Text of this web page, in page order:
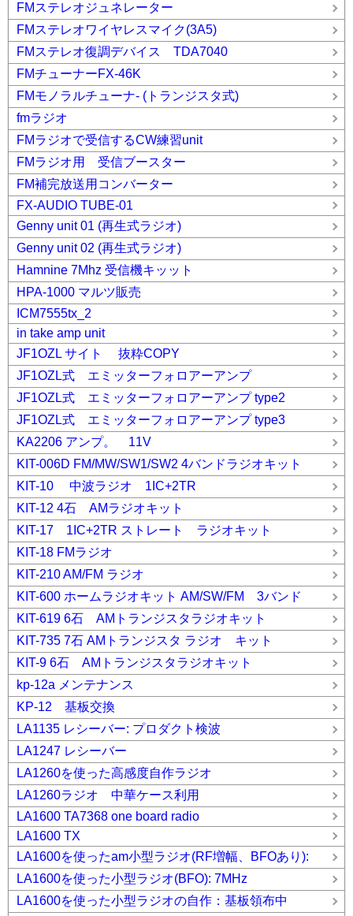
FMステレオジュネレーター
FMステレオワイヤレスマイク(3A5)
FMステレオ復調デバイス TDA7040
FMチューナーFX-46K
FMモノラルチューナ- (トランジスタ式)
fmラジオ
FMラジオで受信するCW練習unit
FMラジオ用 受信ブースター
FM補完放送用コンバーター
FX-AUDIO TUBE-01
Genny unit 01 (再生式ラジオ)
Genny unit 02 (再生式ラジオ)
Hamnine 7Mhz 受信機キッット
HPA-1000 マルツ販売
ICM7555tx_2
in take amp unit
JF1OZL サイト 抜粋COPY
JF1OZL式 エミッターフォロアーアンプ
JF1OZL式 エミッターフォロアーアンプ type2
JF1OZL式 エミッターフォロアーアンプ type3
KA2206 アンプ。 11V
KIT-006D FM/MW/SW1/SW2 4バンドラジオキット
KIT-10 中波ラジオ 1IC+2TR
KIT-12 4石 AMラジオキット
KIT-17 1IC+2TR ストレート ラジオキット
KIT-18 FMラジオ
KIT-210 AM/FM ラジオ
KIT-600 ホームラジオキット AM/SW/FM 3バンド
KIT-619 6石 AMトランジスタラジオキット
KIT-735 7石 AMトランジスタ ラジオ キット
KIT-9 6石 AMトランジスタラジオキット
kp-12a メンテナンス
KP-12 基板交換
LA1135 レシーバー: プロダクト検波
LA1247 レシーバー
LA1260を使った高感度自作ラジオ
LA1260ラジオ 中華ケース利用
LA1600 TA7368 one board radio
LA1600 TX
LA1600を使ったam小型ラジオ(RF増幅、BFOあり):
LA1600を使った小型ラジオ(BFO): 7MHz
LA1600を使った小型ラジオの自作：基板領布中